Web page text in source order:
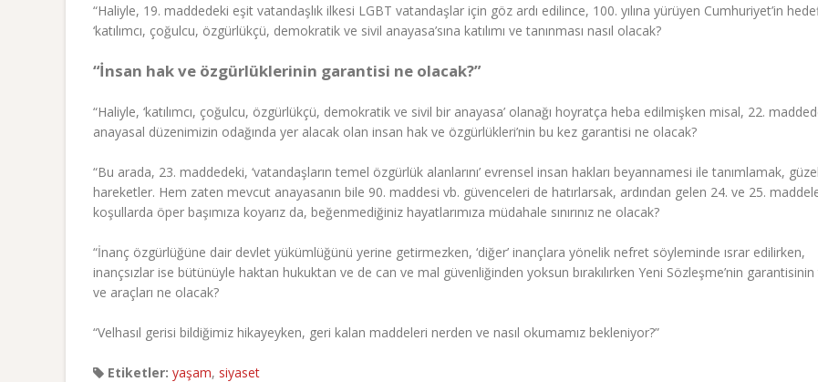
“Haliyle, 19. maddedeki eşit vatandaşlık ilkesi LGBT vatandaşlar için göz ardı edilince, 100. yılına yürüyen Cumhuriyet’in
‘katılımcı, çoğulcu, özgürlükçü, demokratik ve sivil anayasa’sına katılımı ve tanınması nasıl olacak?
“İnsan hak ve özgürlüklerinin garantisi ne olacak?”
“Haliyle, ‘katılımcı, çoğulcu, özgürlükçü, demokratik ve sivil bir anayasa’ olanağı hoyratça heba edilmişken misal, 22.
anayasal düzenimizin odağında yer alacak olan insan hak ve özgürlükleri’nin bu kez garantisi ne olacak?
“Bu arada, 23. maddedeki, ‘vatandaşların temel özgürlük alanlarını’ evrensel insan hakları beyannamesi ile tanımlamak, güzel
hareketler. Hem zaten mevcut anayasanın bile 90. maddesi vb. güvenceleri de hatırlarsak, ardından gelen 24. ve 25.
koşullarda öper başımıza koyarız da, beğenmediğiniz hayatlarımıza müdahale sınırınız ne olacak?
“İnanç özgürlüğüne dair devlet yükümlüğünü yerine getirmezken, ‘diğer’ inançlara yönelik nefret söyleminde ısrar edilirken,
inançsızlar ise bütünüyle haktan hukuktan ve de can ve mal güvenliğinden yoksun bırakılırken Yeni Sözleşme’nin
ve araçları ne olacak?
“Velhasıl gerisi bildiğimiz hikayeyken, geri kalan maddeleri nerden ve nasıl okumamız bekleniyor?”
Etiketler: yaşam, siyaset